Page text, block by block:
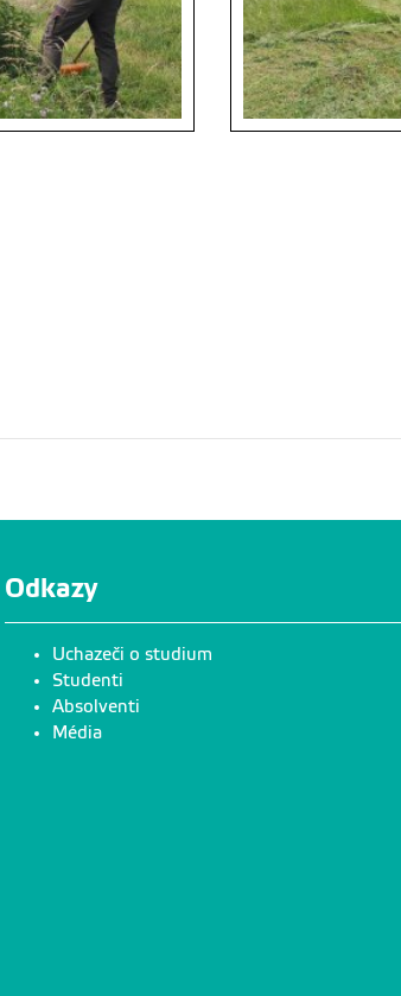
Odkazy
Uchazeči o studium
Studenti
Absolventi
Média